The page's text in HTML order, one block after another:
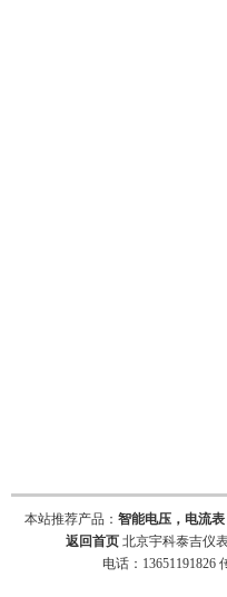
本站推荐产品： 智能电压，电流
返回首页 北京宇科泰吉仪
电话：13651191826